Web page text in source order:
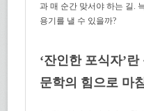
과 매 순간 맞서야 하는 길.
용기를 낼 수 있을까?
‘잔인한 포식자’란
문학의 힘으로 마